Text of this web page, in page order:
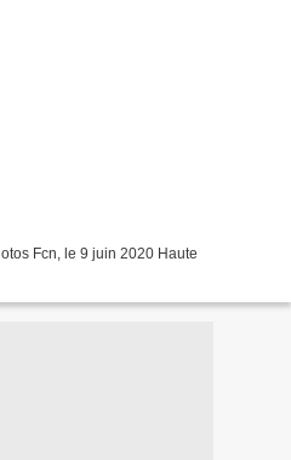
Fcn, le 9 juin 2020 Haute